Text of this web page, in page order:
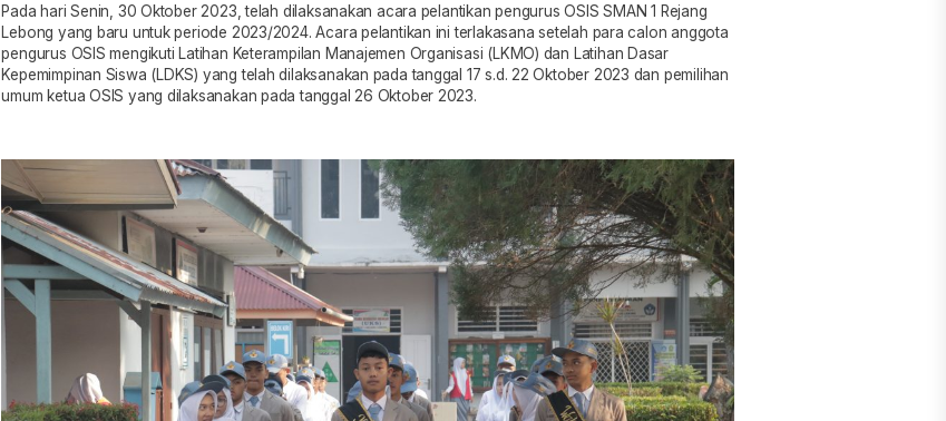
Pada hari Senin, 30 Oktober 2023, telah dilaksanakan acara pelantikan pengurus OSIS SMAN 1 Rejang
Lebong yang baru untuk periode 2023/2024. Acara pelantikan ini terlakasana setelah para calon anggota
pengurus OSIS mengikuti Latihan Keterampilan Manajemen Organisasi (LKMO) dan Latihan Dasar
Kepemimpinan Siswa (LDKS) yang telah dilaksanakan pada tanggal 17 s.d. 22 Oktober 2023 dan pemilihan
umum ketua OSIS yang dilaksanakan pada tanggal 26 Oktober 2023.